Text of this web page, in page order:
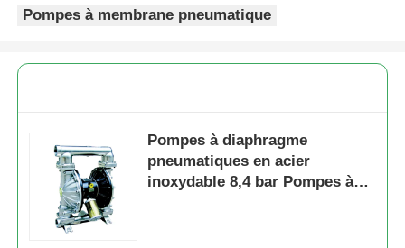
nouvelles
Tous les cas
Pompe d'amorçage d'individu
Pompe magnétique
Pompes à membrane pneumatique
Pompes à diaphragme
pneumatiques en acier
inoxydable 8,4 bar Pompes à